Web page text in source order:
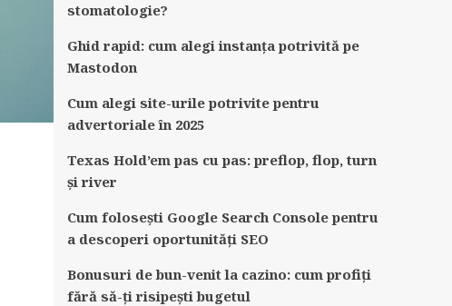
stomatologie?
Ghid rapid: cum alegi instanța potrivită pe
Mastodon
Cum alegi site-urile potrivite pentru
advertoriale în 2025
Texas Hold’em pas cu pas: preflop, flop, turn
și river
Cum folosești Google Search Console pentru
a descoperi oportunități SEO
Bonusuri de bun-venit la cazino: cum profiți
fără să-ți risipești bugetul